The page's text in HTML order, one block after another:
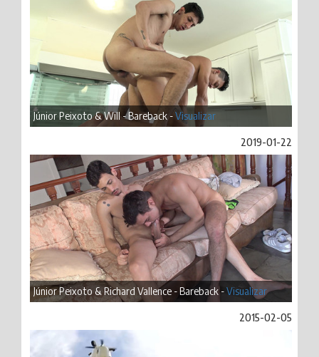
Júnior Peixoto & Will - Bareback -Visualizar
2019-01-22
Júnior Peixoto & Richard Vallence - Bareback -Visualizar
2015-02-05